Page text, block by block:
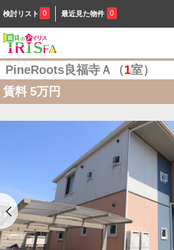
検討リスト 0 最近見た物件 0
PineRoots良福寺Ａ（1室）
賃料 5万円